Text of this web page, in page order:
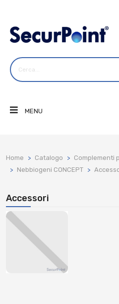
MENU
Home Catalogo
Complementi
Nebbiogeni CONCEPT
Accessori